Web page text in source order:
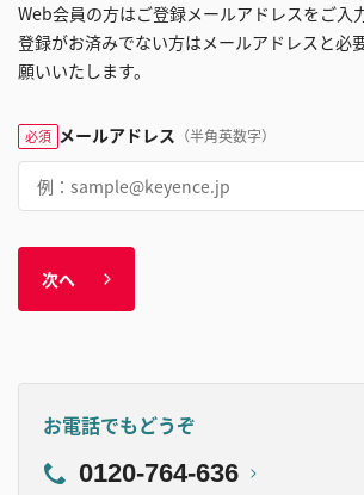
Web会員の方はご登録メールアドレスをご入
登録がお済みでない方はメールアドレスと必
願いいたします。
必須 メールアドレス （半角英数字）
次へ
お電話でもどうぞ
0120-764-636